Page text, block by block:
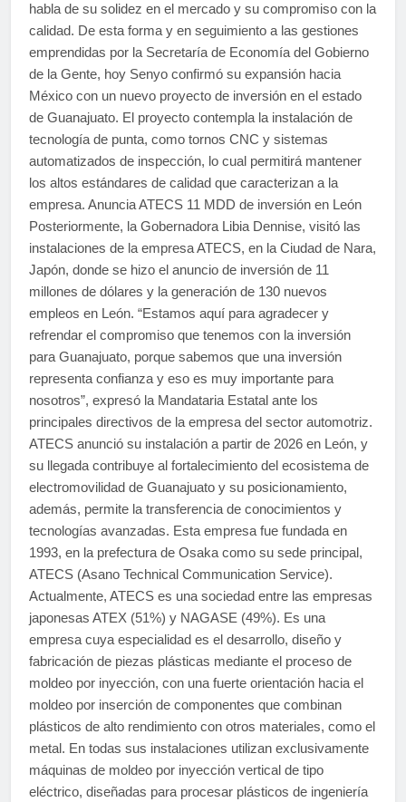
habla de su solidez en el mercado y su compromiso con la
calidad. De esta forma y en seguimiento a las gestiones
emprendidas por la Secretaría de Economía del Gobierno
de la Gente, hoy Senyo confirmó su expansión hacia
México con un nuevo proyecto de inversión en el estado
de Guanajuato. El proyecto contempla la instalación de
tecnología de punta, como tornos CNC y sistemas
automatizados de inspección, lo cual permitirá mantener
los altos estándares de calidad que caracterizan a la
empresa. Anuncia ATECS 11 MDD de inversión en León
Posteriormente, la Gobernadora Libia Dennise, visitó las
instalaciones de la empresa ATECS, en la Ciudad de Nara,
Japón, donde se hizo el anuncio de inversión de 11
millones de dólares y la generación de 130 nuevos
empleos en León. “Estamos aquí para agradecer y
refrendar el compromiso que tenemos con la inversión
para Guanajuato, porque sabemos que una inversión
representa confianza y eso es muy importante para
nosotros”, expresó la Mandataria Estatal ante los
principales directivos de la empresa del sector automotriz.
ATECS anunció su instalación a partir de 2026 en León, y
su llegada contribuye al fortalecimiento del ecosistema de
electromovilidad de Guanajuato y su posicionamiento,
además, permite la transferencia de conocimientos y
tecnologías avanzadas. Esta empresa fue fundada en
1993, en la prefectura de Osaka como su sede principal,
ATECS (Asano Technical Communication Service).
Actualmente, ATECS es una sociedad entre las empresas
japonesas ATEX (51%) y NAGASE (49%). Es una
empresa cuya especialidad es el desarrollo, diseño y
fabricación de piezas plásticas mediante el proceso de
moldeo por inyección, con una fuerte orientación hacia el
moldeo por inserción de componentes que combinan
plásticos de alto rendimiento con otros materiales, como el
metal. En todas sus instalaciones utilizan exclusivamente
máquinas de moldeo por inyección vertical de tipo
eléctrico, diseñadas para procesar plásticos de ingeniería